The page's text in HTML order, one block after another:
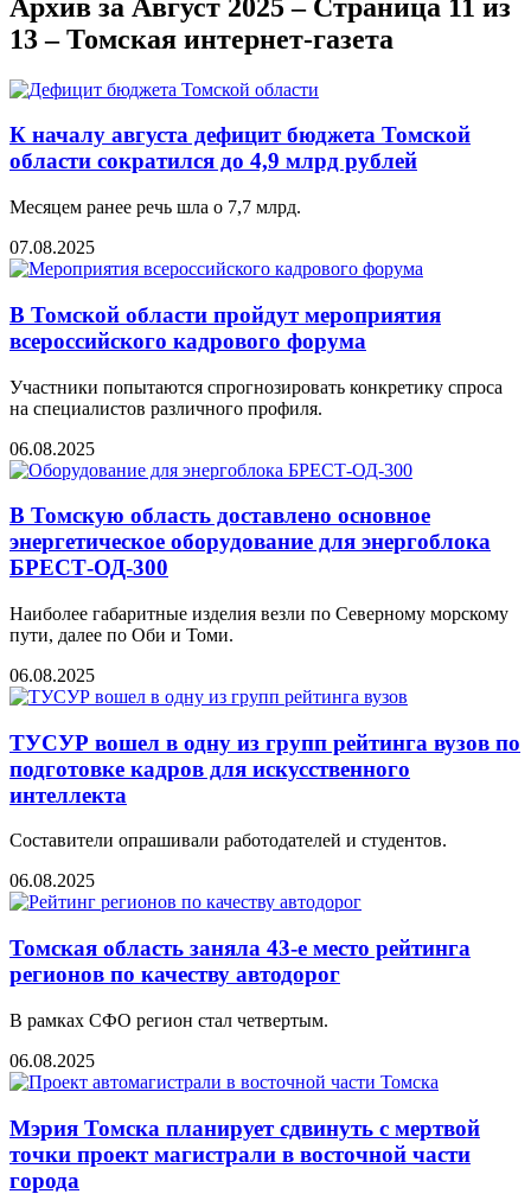
Архив за Август 2025 – Страница 11 из
13 – Томская интернет-газета
К началу августа дефицит бюджета Томской
области сократился до 4,9 млрд рублей
Месяцем ранее речь шла о 7,7 млрд.
07.08.2025
В Томской области пройдут мероприятия
всероссийского кадрового форума
Участники попытаются спрогнозировать конкретику спроса
на специалистов различного профиля.
06.08.2025
В Томскую область доставлено основное
энергетическое оборудование для энергоблока
БРЕСТ-ОД-300
Наиболее габаритные изделия везли по Северному морскому
пути, далее по Оби и Томи.
06.08.2025
ТУСУР вошел в одну из групп рейтинга вузов по
подготовке кадров для искусственного
интеллекта
Составители опрашивали работодателей и студентов.
06.08.2025
Томская область заняла 43-е место рейтинга
регионов по качеству автодорог
В рамках СФО регион стал четвертым.
06.08.2025
Мэрия Томска планирует сдвинуть с мертвой
точки проект магистрали в восточной части
города